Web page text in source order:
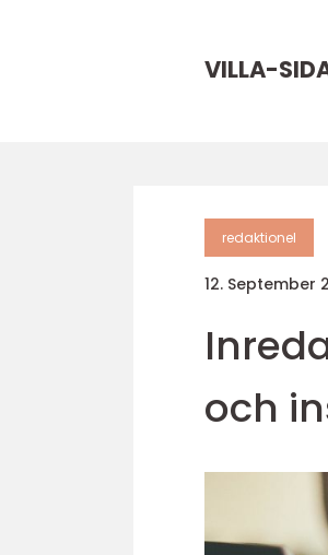
VILLA-
redaktionel
12. September
och